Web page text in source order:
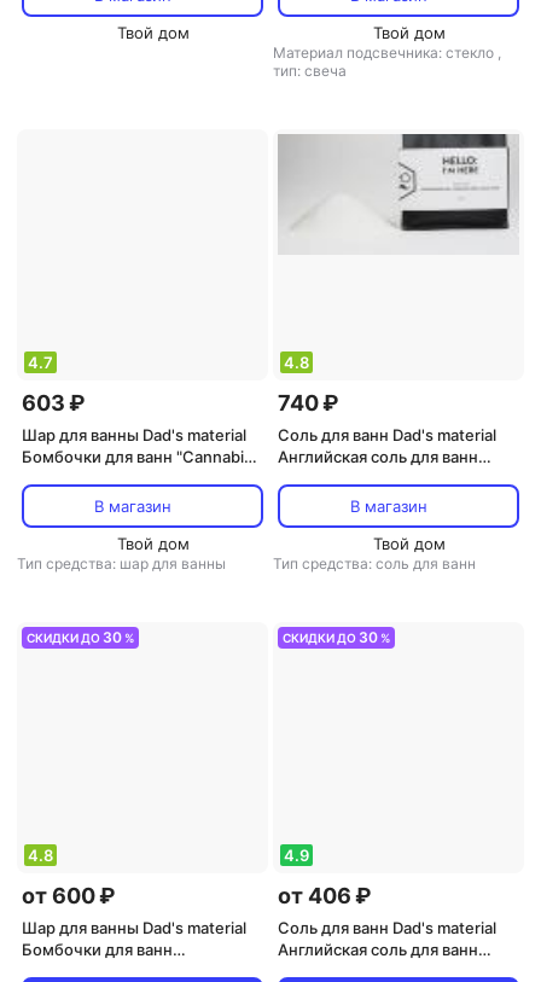
Твой дом
Твой дом
Материал подсвечника: стекло ,
тип: свеча
4.7
603 ₽
Шар для ванны Dad's material
Бомбочки для ванн "Cannabis,
В магазин
Твой дом
Тип средства: шар для ванны
4.8
740 ₽
Соль для ванн Dad's material
Английская соль для ванн
Musk & Black Coral", 500 гр
В магазин
Твой дом
Тип средства: соль для ванн
СКИДКИ ДО 30 %
4.8
от 600 ₽
Шар для ванны Dad's material
Бомбочки для ванн
СКИДКИ ДО 30 %
4.9
от 406 ₽
Соль для ванн Dad's material
Английская соль для ванн